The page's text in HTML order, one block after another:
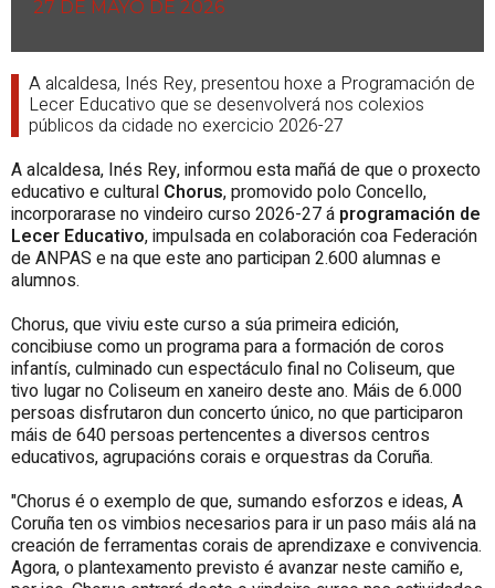
27 DE MAYO DE 2026
A alcaldesa, Inés Rey, presentou hoxe a Programación de
Lecer Educativo que se desenvolverá nos colexios
públicos da cidade no exercicio 2026-27
A alcaldesa, Inés Rey, informou esta mañá de que o proxecto
educativo e cultural Chorus, promovido polo Concello,
incorporarase no vindeiro curso 2026-27 á programación de
Lecer Educativo, impulsada en colaboración coa Federación
de ANPAS e na que este ano participan 2.600 alumnas e
alumnos.
Chorus, que viviu este curso a súa primeira edición,
concibiuse como un programa para a formación de coros
infantís, culminado cun espectáculo final no Coliseum, que
tivo lugar no Coliseum en xaneiro deste ano. Máis de 6.000
persoas disfrutaron dun concerto único, no que participaron
máis de 640 persoas pertencentes a diversos centros
educativos, agrupacións corais e orquestras da Coruña.
"Chorus é o exemplo de que, sumando esforzos e ideas, A
Coruña ten os vimbios necesarios para ir un paso máis alá na
creación de ferramentas corais de aprendizaxe e convivencia.
Agora, o plantexamento previsto é avanzar neste camiño e,